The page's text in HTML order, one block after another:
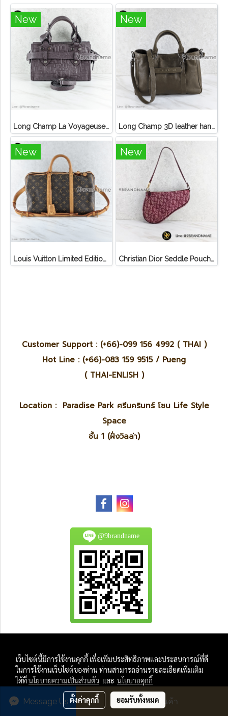
สั่งซื้อสินค้า
Message Us
New
Long Champ La Voyageuse Bag Leather
New
Long Champ 3D leather handbag
New
Louis Vuitton Limited Edition Monogram Canvas Sofia Coppola SC Bag
New
Christian Dior Seddle Pouch Accessory Hand Bag
Customer Support : (+66)-099 156 4992 ( THAI )
Hot Line : (+66)-083 159 9515 / Pueng
( THAI-ENLISH )
Location : Paradise Park ศรีนครินทร์ โซน Life Style
Space
ชั้น 1 (ฝั่งวิลล่า)
@9brandname
And
All Photo in this website were taken by
9Brandname's Team.
เว็บไซต์นี้มีการใช้งานคุกกี้ เพื่อเพิ่มประสิทธิภาพและประสบการณ์ที่ดี
ในการใช้งานเว็บไซต์ของท่าน ท่านสามารถอ่านรายละเอียดเพิ่มเติม
ได้ที่นโยบายความเป็นส่วนตัว และ นโยบายคุกกี้
ตั้งค่าคุกกี้ ยอมรับทั้งหมด